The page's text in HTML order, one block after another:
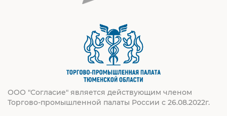
ООО "Согласие" является действующим членом
Торгово-промышленной палаты России с 26.08.2022г.